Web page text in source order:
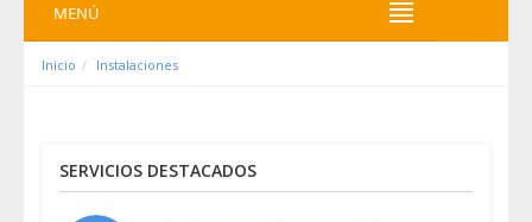
MENÚ
Inicio Instalaciones
SERVICIOS DESTACADOS